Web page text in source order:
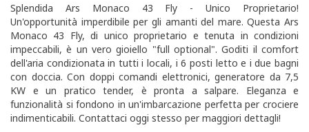
Splendida Ars Monaco 43 Fly - Unico Proprietario!
Un'opportunità imperdibile per gli amanti del mare. Questa Ars
Monaco 43 Fly, di unico proprietario e tenuta in condizioni
impeccabili, è un vero gioiello "full optional". Goditi il comfort
dell'aria condizionata in tutti i locali, i 6 posti letto e i due bagni
con doccia. Con doppi comandi elettronici, generatore da 7,5
KW e un pratico tender, è pronta a salpare. Eleganza e
funzionalità si fondono in un'imbarcazione perfetta per crociere
indimenticabili. Contattaci oggi stesso per maggiori dettagli!